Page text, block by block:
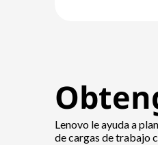
Lenovo le ayuda a
de cargas de trabajo